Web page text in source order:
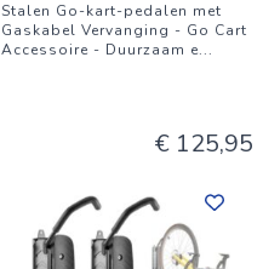
Stalen Go-kart-pedalen met
Gaskabel Vervanging - Go Cart
Accessoire - Duurzaam e...
€ 125,95